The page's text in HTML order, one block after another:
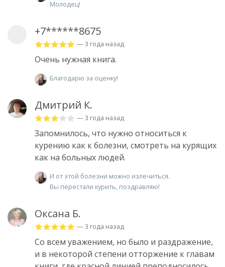
Молодец!
+7******8675
— 3 года назад
Очень нужная книга.
Благодарю за оценку!
Дмитрий К.
— 3 года назад
Запомнилось, что нужно относиться к
курению как к болезни, смотреть на курящих
как на больных людей.
И от этой болезни можно излечиться.
Вы перестали курить, поздравляю!
Оксана Б.
— 3 года назад
Со всем уважением, но было и раздражение,
и в некоторой степени отторжение к главам